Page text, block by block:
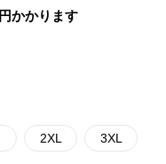
円かかります
2XL 3XL